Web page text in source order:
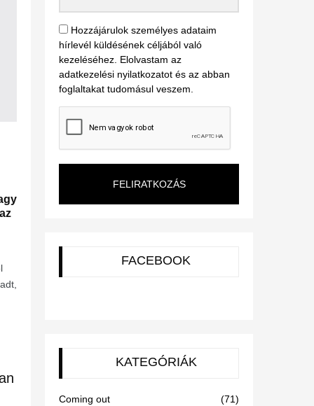
Hozzájárulok személyes adataim
hírlevél küldésének céljából való
kezeléséhez. Elolvastam az
adatkezelési nyilatkozatot és az abban
foglaltakat tudomásul veszem.
FELIRATKOZÁS
FACEBOOK
KATEGÓRIÁK
Coming out
(71)